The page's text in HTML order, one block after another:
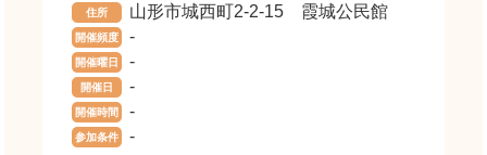
住所 山形市城西町2-2-15 霞城公民館
開催頻度 -
開催曜日 -
開催日 -
開催時間 -
参加条件 -